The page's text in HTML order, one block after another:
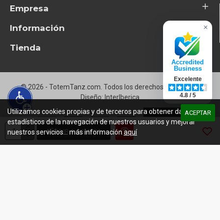
AÑADIR A COMPRA
Empresa
Información
Tienda
© 2026 - TotemTanz.com. Todos los derechos reservados
Diseño: InterIberica
ACEPTAR
Utilizamos cookies propias y de terceros para obtener datos
estadísticos de la navegación de nuestros usuarios y mejorar
nuestros servicios... más informaciónaquí
×
Accredited
Business
Excelente
4.8 / 5